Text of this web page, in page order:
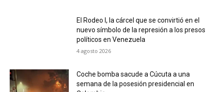
El Rodeo I, la cárcel que se convirtió en el
nuevo símbolo de la represión a los presos
políticos en Venezuela
4 agosto 2026
Coche bomba sacude a Cúcuta a una
semana de la posesión presidencial en